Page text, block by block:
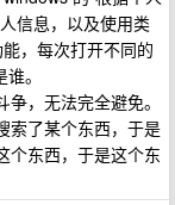
信息，以及使用类
，每次打开不同的
。
，无法完全避免。
索了某个东西，于是
个东西，于是这个东